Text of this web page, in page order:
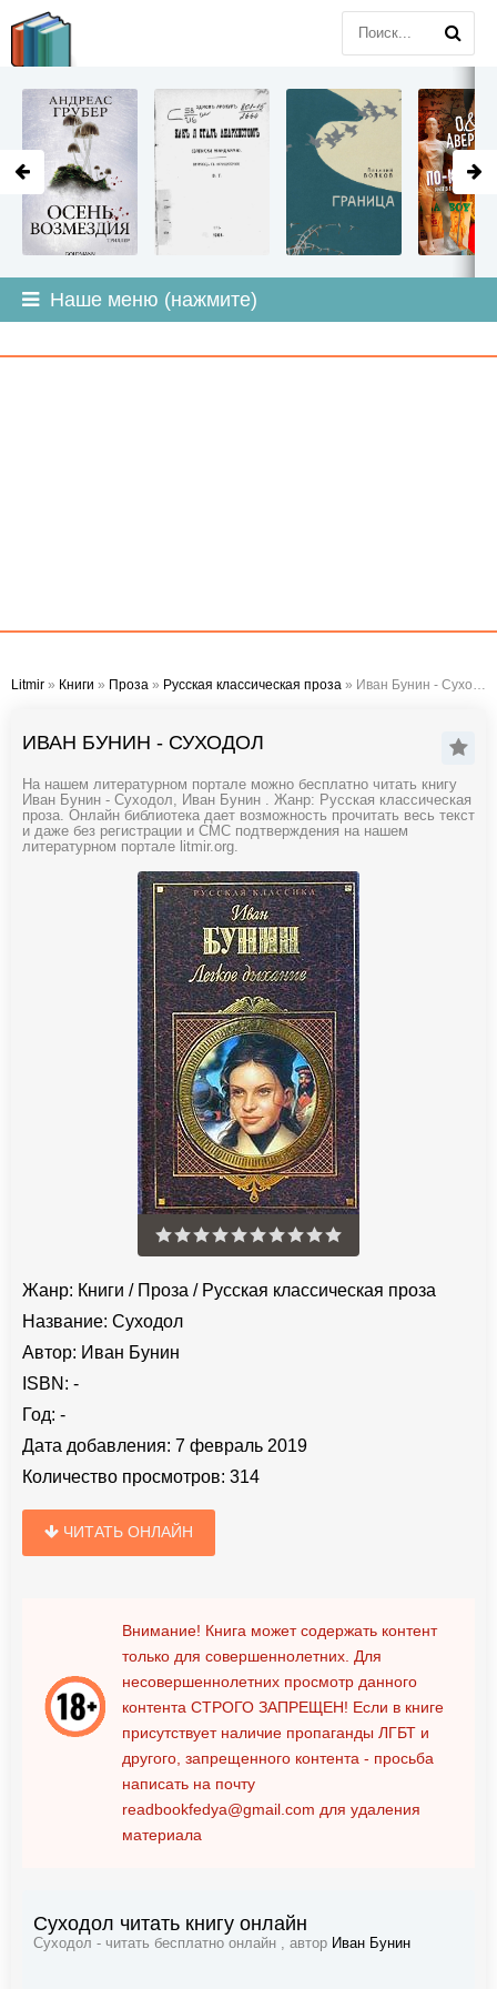
Наше меню (нажмите)
Litmir » Книги » Проза » Русская классическая проза » Иван Бунин - Суходол
ИВАН БУНИН - СУХОДОЛ
На нашем литературном портале можно бесплатно читать книгу
Иван Бунин - Суходол, Иван Бунин . Жанр: Русская классическая
проза. Онлайн библиотека дает возможность прочитать весь текст
и даже без регистрации и СМС подтверждения на нашем
литературном портале litmir.org.
Жанр: Книги / Проза / Русская классическая проза
Название: Суходол
Автор: Иван Бунин
ISBN: -
Год: -
Дата добавления: 7 февраль 2019
Количество просмотров: 314
ЧИТАТЬ ОНЛАЙН
Внимание! Книга может содержать контент
только для совершеннолетних. Для
несовершеннолетних просмотр данного
контента СТРОГО ЗАПРЕЩЕН! Если в книге
присутствует наличие пропаганды ЛГБТ и
другого, запрещенного контента - просьба
написать на почту
readbookfedya@gmail.com для удаления
материала
Суходол читать книгу онлайн
Суходол - читать бесплатно онлайн , автор Иван Бунин
LITMIR.ORG